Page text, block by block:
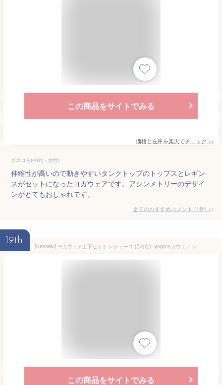
この商品をサイトでみる
価格と在庫を楽天でチェック >>
ポポロろ(40代・女性)
伸縮性が高いので動きやすいタンクトップのトップスとレギン
スがセットになったヨガウェアです。アシンメトリーのデザイ
ンがとてもおしゃれです。
全てのおすすめコメント (1件) >
19th
[Kesaeki] ヨガウェア上下セット レディース 揺れないyogaヨガウェア レギンス ヨガうえあ レディース 上下セットおしゃれ ヨガウェア レディース ブラジャー トレーニング ホットヨガ ウェア 上下セット伸縮性 通気 吸汗速乾 春夏秋冬 グリーン S
この商品をサイトでみる